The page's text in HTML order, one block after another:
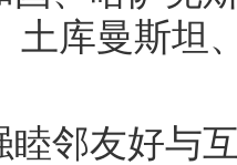
土库曼斯坦
睦邻友好与